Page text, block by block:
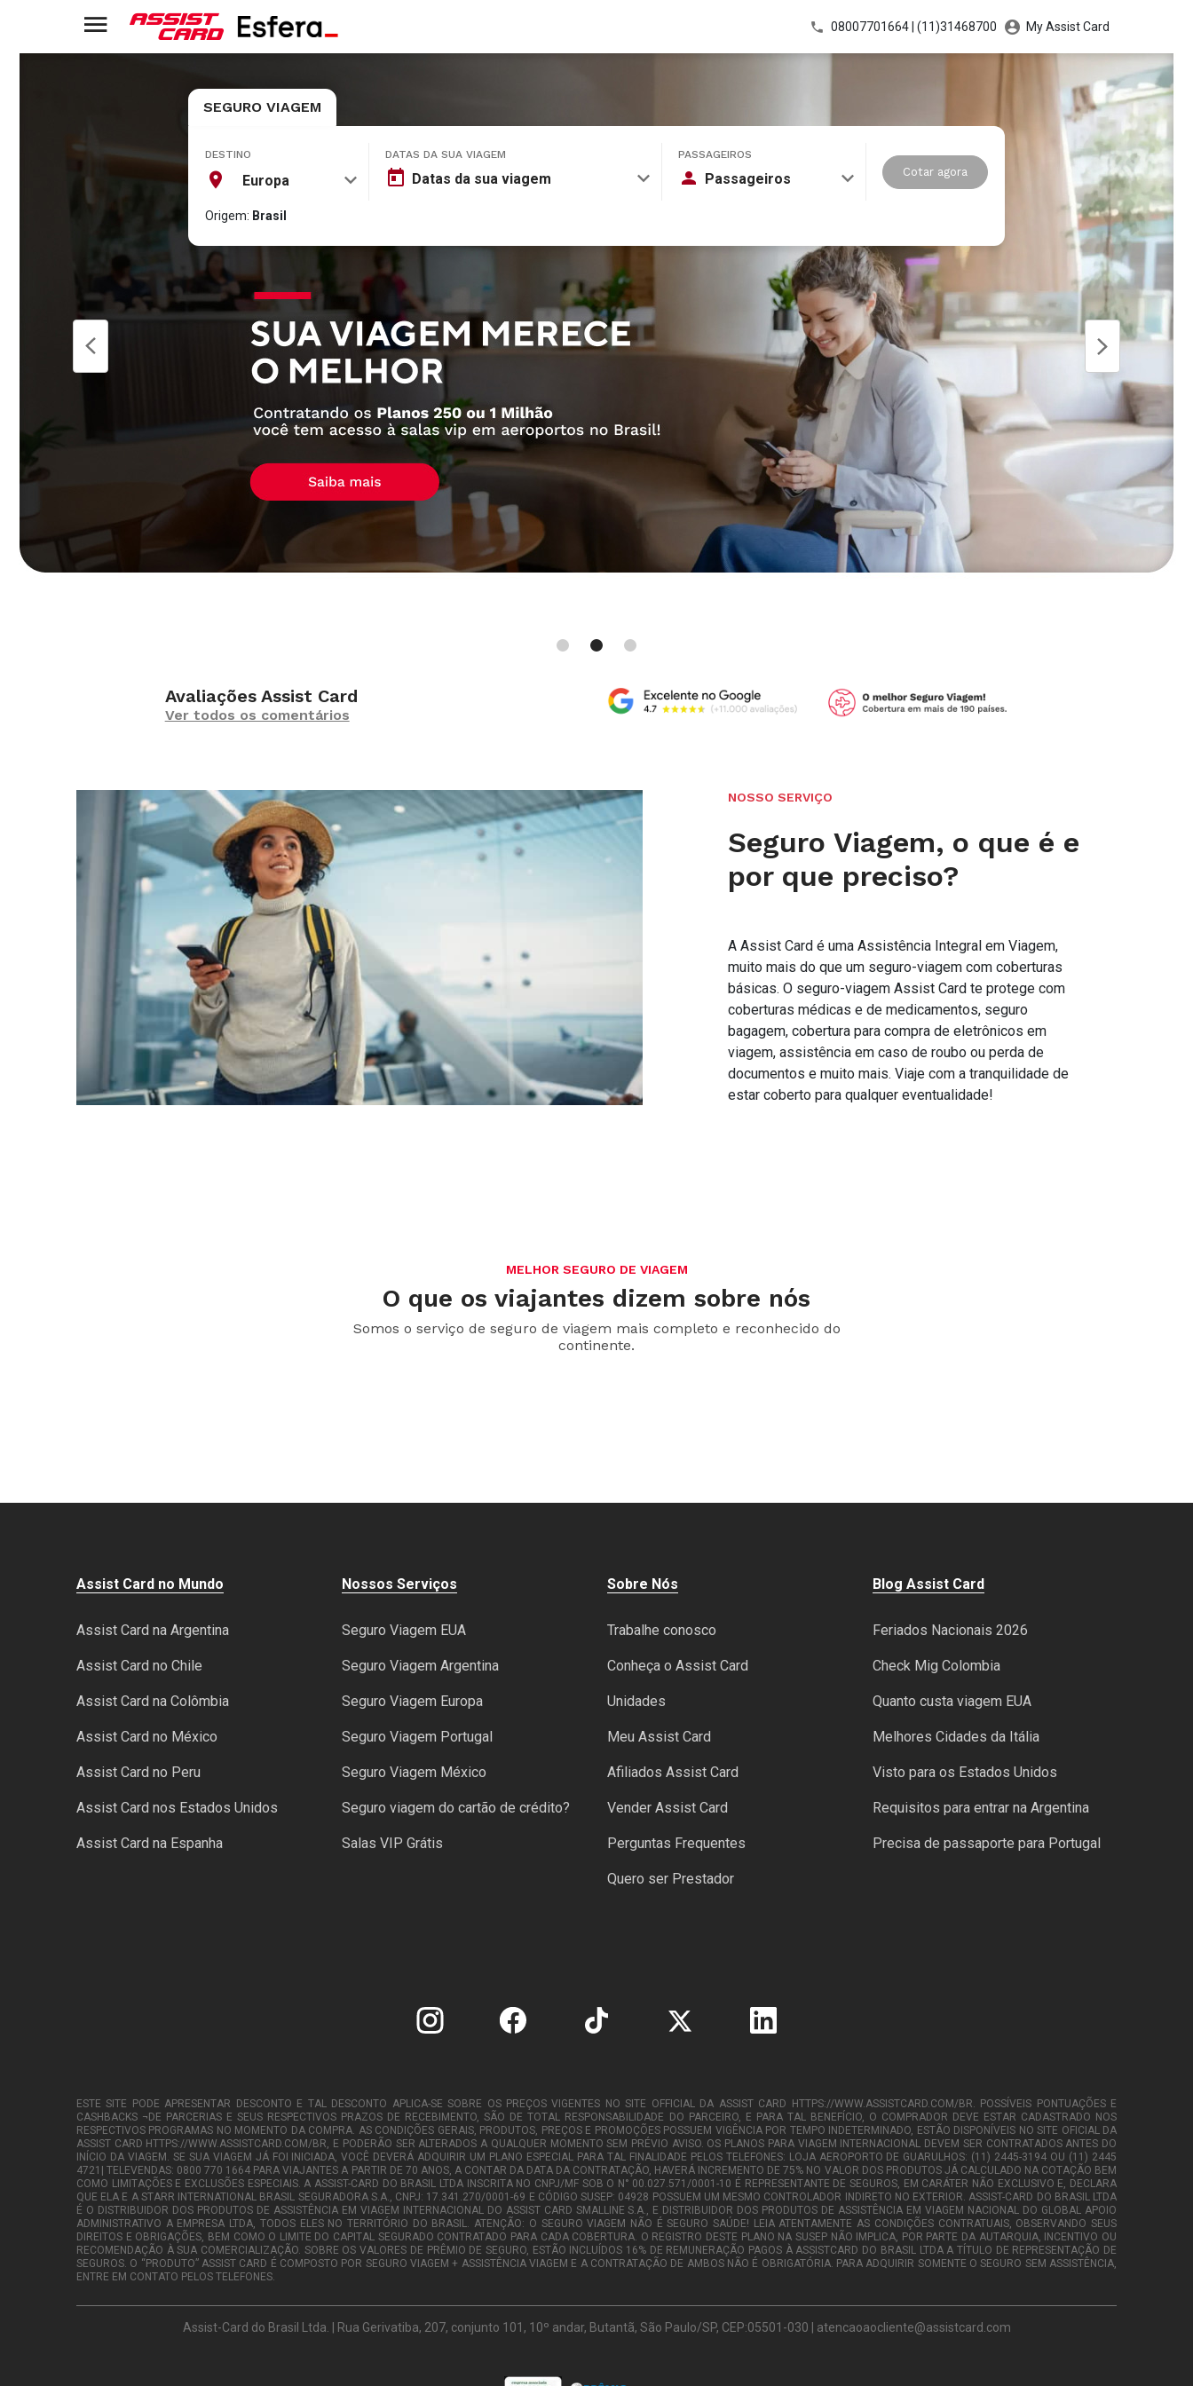
08007701664 | (11)31468700 My Assist Card
SEGURO VIAGEM
DESTINO
Europa
DATAS DA SUA VIAGEM
Datas da sua viagem
PASSAGEIROS
Passageiros Cotar agora
Origem: Brasil
Avaliações Assist Card
Ver todos os comentários
NOSSO SERVIÇO
Seguro Viagem, o que é e
por que preciso?
A Assist Card é uma Assistência Integral em Viagem,
muito mais do que um seguro-viagem com coberturas
básicas. O seguro-viagem Assist Card te protege com
coberturas médicas e de medicamentos, seguro
bagagem, cobertura para compra de eletrônicos em
viagem, assistência em caso de roubo ou perda de
documentos e muito mais. Viaje com a tranquilidade de
estar coberto para qualquer eventualidade!
MELHOR SEGURO DE VIAGEM
O que os viajantes dizem sobre nós
Somos o serviço de seguro de viagem mais completo e reconhecido do
continente.
Assist Card no Mundo
Assist Card na Argentina
Assist Card no Chile
Assist Card na Colômbia
Assist Card no México
Assist Card no Peru
Assist Card nos Estados Unidos
Assist Card na Espanha
Nossos Serviços
Seguro Viagem EUA
Seguro Viagem Argentina
Seguro Viagem Europa
Seguro Viagem Portugal
Seguro Viagem México
Seguro viagem do cartão de crédito?
Salas VIP Grátis
Sobre Nós
Trabalhe conosco
Conheça o Assist Card
Unidades
Meu Assist Card
Afiliados Assist Card
Vender Assist Card
Perguntas Frequentes
Quero ser Prestador
Blog Assist Card
Feriados Nacionais 2026
Check Mig Colombia
Quanto custa viagem EUA
Melhores Cidades da Itália
Visto para os Estados Unidos
Requisitos para entrar na Argentina
Precisa de passaporte para Portugal
ESTE SITE PODE APRESENTAR DESCONTO E TAL DESCONTO APLICA-SE SOBRE OS PREÇOS VIGENTES NO SITE OFFICIAL DA ASSIST CARD HTTPS://WWW.ASSISTCARD.COM/BR. POSSÍVEIS PONTUAÇÕES E
CASHBACKS ¬DE PARCERIAS E SEUS RESPECTIVOS PRAZOS DE RECEBIMENTO, SÃO DE TOTAL RESPONSABILIDADE DO PARCEIRO, E PARA TAL BENEFÍCIO, O COMPRADOR DEVE ESTAR CADASTRADO NOS
RESPECTIVOS PROGRAMAS NO MOMENTO DA COMPRA. AS CONDIÇÕES GERAIS, PRODUTOS, PREÇOS E PROMOÇÕES POSSUEM VIGÊNCIA POR TEMPO INDETERMINADO, ESTÃO DISPONÍVEIS NO SITE OFICIAL DA
ASSIST CARD HTTPS://WWW.ASSISTCARD.COM/BR, E PODERÃO SER ALTERADOS A QUALQUER MOMENTO SEM PRÉVIO AVISO. OS PLANOS PARA VIAGEM INTERNACIONAL DEVEM SER CONTRATADOS ANTES DO
INÍCIO DA VIAGEM. SE SUA VIAGEM JÁ FOI INICIADA, VOCÊ DEVERÁ ADQUIRIR UM PLANO ESPECIAL PARA TAL FINALIDADE PELOS TELEFONES: LOJA AEROPORTO DE GUARULHOS: (11) 2445-3194 OU (11) 2445
4721| TELEVENDAS: 0800 770 1664 PARA VIAJANTES A PARTIR DE 70 ANOS, A CONTAR DA DATA DA CONTRATAÇÃO, HAVERÁ INCREMENTO DE 75% NO VALOR DOS PRODUTOS JÁ CALCULADO NA COTAÇÃO BEM
COMO LIMITAÇÕES E EXCLUSÕES ESPECIAIS. A ASSIST-CARD DO BRASIL LTDA INSCRITA NO CNPJ/MF SOB O N° 00.027.571/0001-10 É REPRESENTANTE DE SEGUROS, EM CARÁTER NÃO EXCLUSIVO E, DECLARA
QUE ELA E A STARR INTERNATIONAL BRASIL SEGURADORA S.A., CNPJ: 17.341.270/0001-69 E CÓDIGO SUSEP: 04928 POSSUEM UM MESMO CONTROLADOR INDIRETO NO EXTERIOR. ASSIST-CARD DO BRASIL LTDA
É O DISTRIBUIDOR DOS PRODUTOS DE ASSISTÊNCIA EM VIAGEM INTERNACIONAL DO ASSIST CARD SMALLINE S.A., E DISTRIBUIDOR DOS PRODUTOS DE ASSISTÊNCIA EM VIAGEM NACIONAL DO GLOBAL APOIO
ADMINISTRATIVO A EMPRESA LTDA, TODOS ELES NO TERRITÓRIO DO BRASIL. ATENÇÃO: O SEGURO VIAGEM NÃO É SEGURO SAÚDE! LEIA ATENTAMENTE AS CONDIÇÕES CONTRATUAIS, OBSERVANDO SEUS
DIREITOS E OBRIGAÇÕES, BEM COMO O LIMITE DO CAPITAL SEGURADO CONTRATADO PARA CADA COBERTURA. O REGISTRO DESTE PLANO NA SUSEP NÃO IMPLICA, POR PARTE DA AUTARQUIA, INCENTIVO OU
RECOMENDAÇÃO À SUA COMERCIALIZAÇÃO. SOBRE OS VALORES DE PRÊMIO DE SEGURO, ESTÃO INCLUÍDOS 16% DE REMUNERAÇÃO PAGOS À ASSISTCARD DO BRASIL LTDA A TÍTULO DE REPRESENTAÇÃO DE
SEGUROS. O “PRODUTO” ASSIST CARD É COMPOSTO POR SEGURO VIAGEM + ASSISTÊNCIA VIAGEM E A CONTRATAÇÃO DE AMBOS NÃO É OBRIGATÓRIA. PARA ADQUIRIR SOMENTE O SEGURO SEM ASSISTÊNCIA,
ENTRE EM CONTATO PELOS TELEFONES.
Assist-Card do Brasil Ltda. | Rua Gerivatiba, 207, conjunto 101, 10º andar, Butantã, São Paulo/SP, CEP:05501-030 | atencaoaocliente@assistcard.com